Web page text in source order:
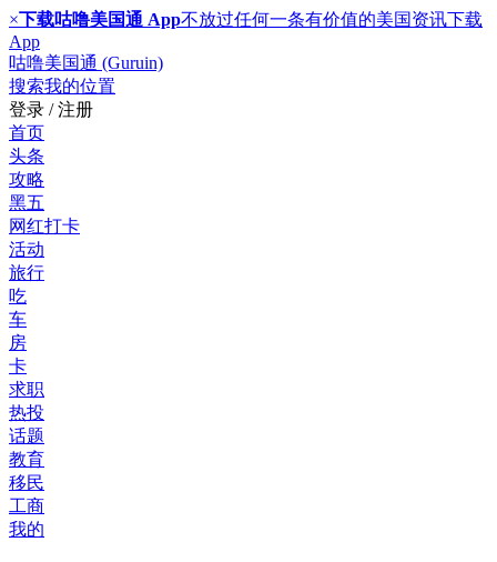
×下载咕噜美国通 App不放过任何一条有价值的美国资讯下载
App
咕噜美国通 (Guruin)
搜索我的位置
登录 / 注册
首页
头条
攻略
黑五
网红打卡
活动
旅行
吃
车
房
卡
求职
热投
话题
教育
移民
工商
我的